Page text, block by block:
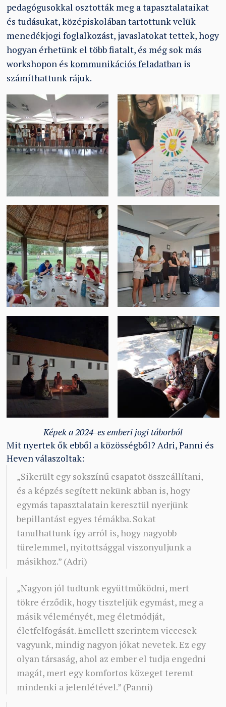
pedagógusokkal osztották meg a tapasztalataikat
és tudásukat, középiskolában tartottunk velük
menedékjogi foglalkozást, javaslatokat tettek, hogy
hogyan érhetünk el több fiatalt, és még sok más
workshopon éskommunikációs feladatban is
számíthattunk rájuk.
Képek a 2024-es emberi jogi táborból
Mit nyertek ők ebből a közösségből? Adri, Panni és
Heven válaszoltak:
„Sikerült egy sokszínű csapatot összeállítani,
és a képzés segített nekünk abban is, hogy
egymás tapasztalatain keresztül nyerjünk
bepillantást egyes témákba. Sokat
tanulhattunk így arról is, hogy nagyobb
türelemmel, nyitottsággal viszonyuljunk a
másikhoz.” (Adri)
„Nagyon jól tudtunk együttműködni, mert
tökre érződik, hogy tiszteljük egymást, meg a
másik véleményét, meg életmódját,
életfelfogását. Emellett szerintem viccesek
vagyunk, mindig nagyon jókat nevetek. Ez egy
olyan társaság, ahol az ember el tudja engedni
magát, mert egy komfortos közeget teremt
mindenki a jelenlétével.” (Panni)